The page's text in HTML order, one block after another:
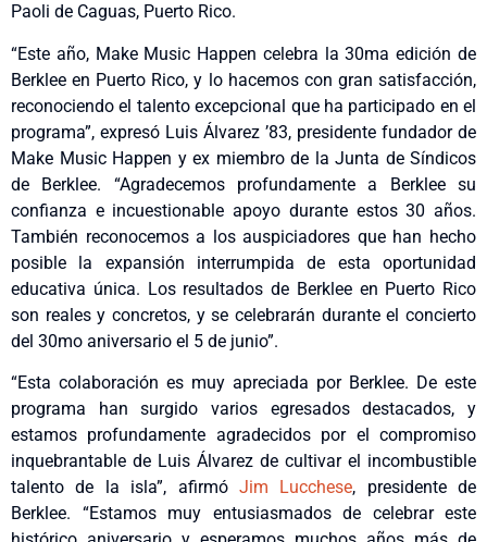
Paoli de Caguas, Puerto Rico.
“Este año, Make Music Happen celebra la 30ma edición de
Berklee en Puerto Rico, y lo hacemos con gran satisfacción,
reconociendo el talento excepcional que ha participado en el
programa”, expresó Luis Álvarez ’83, presidente fundador de
Make Music Happen y ex miembro de la Junta de Síndicos
de Berklee. “Agradecemos profundamente a Berklee su
confianza e incuestionable apoyo durante estos 30 años.
También reconocemos a los auspiciadores que han hecho
posible la expansión interrumpida de esta oportunidad
educativa única. Los resultados de Berklee en Puerto Rico
son reales y concretos, y se celebrarán durante el concierto
del 30mo aniversario el 5 de junio”.
“Esta colaboración es muy apreciada por Berklee. De este
programa han surgido varios egresados destacados, y
estamos profundamente agradecidos por el compromiso
inquebrantable de Luis Álvarez de cultivar el incombustible
talento de la isla”, afirmó Jim Lucchese, presidente de
Berklee. “Estamos muy entusiasmados de celebrar este